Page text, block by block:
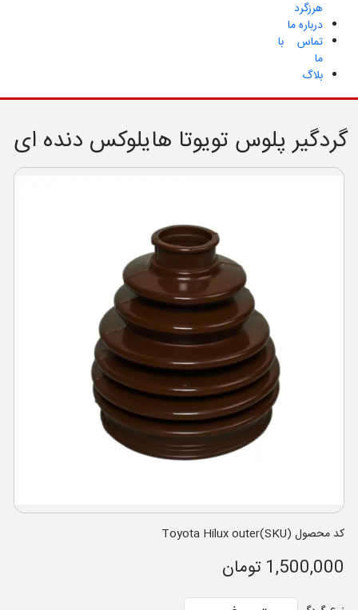
هرزگرد
درباره ما
تماس با
ما
بلاگ
گردگیر پلوس تویوتا هایلوکس دنده ای
کد محصول (SKU)Toyota Hilux outer
1,500,000 تومان